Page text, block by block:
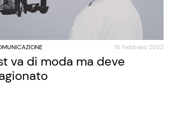
16 Febbraio 2022
va di moda ma deve